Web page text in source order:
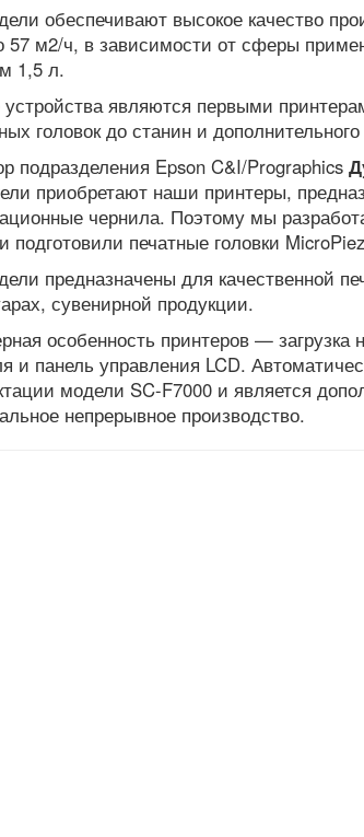
обеспечивают высокое качество
57 м2/ч, в зависимости от сферы
1,5 л.
являются первыми
головок до станин и
подразделения Epson C&I/Prographics
приобретают наши принтеры,
чернила. Поэтому мы
подготовили печатные головки
предназначены для качественной
сувенирной продукции.
особенность принтеров —
и панель управления LCD.
модели SC-F7000 и является
непрерывное производство.